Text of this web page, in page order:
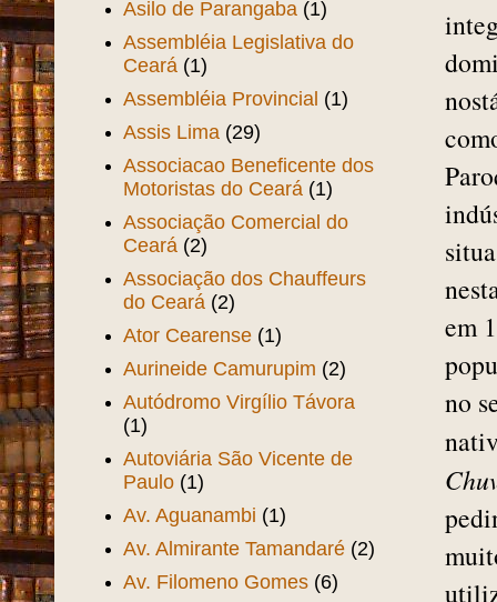
em
no
Asilo de Parangaba (1)
Assembléia Legislativa do
Ceará (1)
Assembléia Provincial (1)
Assis Lima (29)
Associacao Beneficente dos
Motoristas do Ceará (1)
Associação Comercial do
Ceará (2)
Associação dos Chauffeurs
do Ceará (2)
Ator Cearense (1)
Aurineide Camurupim (2)
Autódromo Virgílio Távora
(1)
Autoviária São Vicente de
Paulo (1)
Av. Aguanambi (1)
Av. Almirante Tamandaré (2)
Av. Filomeno Gomes (6)